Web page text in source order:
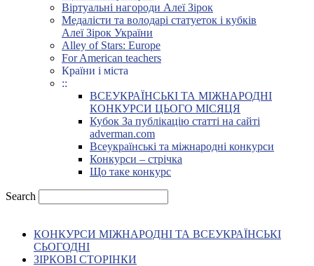
Віртуальні нагороди Алеї Зірок
Медалісти та володарі статуеток і кубків
Алеї Зірок України
Alley of Stars: Europe
For American teachers
Країни і міста
::
ВСЕУКРАЇНСЬКІ ТА МІЖНАРОДНІ
КОНКУРСИ ЦЬОГО МІСЯЦЯ
Кубок За публікацію статті на сайті
adverman.com
Всеукраїнські та міжнародні конкурси
Конкурси – стрічка
Що таке конкурс
Search
КОНКУРСИ МІЖНАРОДНІ ТА ВСЕУКРАЇНСЬКІ
СЬОГОДНІ
ЗІРКОВІ СТОРІНКИ